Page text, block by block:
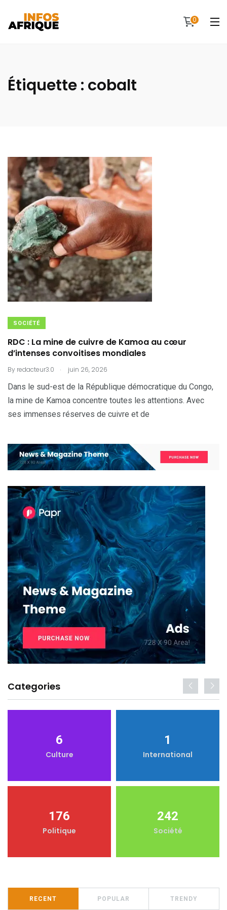
0
Étiquette : cobalt
SOCIÉTÉ
RDC : La mine de cuivre de Kamoa au cœur
d’intenses convoitises mondiales
By redacteur3.0 . juin 26, 2026
Dans le sud-est de la République démocratique du Congo,
la mine de Kamoa concentre toutes les attentions. Avec
ses immenses réserves de cuivre et de
Categories
6
Culture
1
International
176
Politique
242
Société
RECENT POPULAR TRENDY